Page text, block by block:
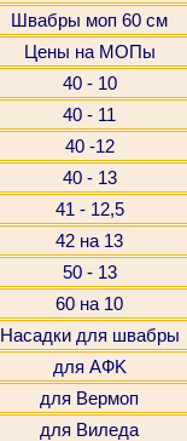
Швабры моп 60 см
Цены на МОПы
40 - 10
40 - 11
40 -12
40 - 13
41 - 12,5
42 на 13
50 - 13
60 на 10
Насадки для швабры
для АФK
для Вермоп
для Виледа